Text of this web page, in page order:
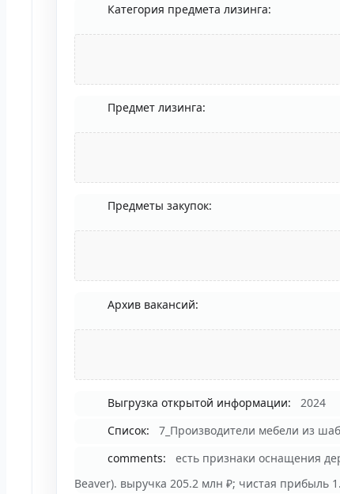
Категория предмета лизинга:
Предмет лизинга:
Предметы закупок:
Архив вакансий:
Выгрузка открытой информации:
2024
Список:
7_Производители мебели из
comments:
есть признаки оснащения
Beaver). выручка 205.2 млн ₽; чистая прибыль